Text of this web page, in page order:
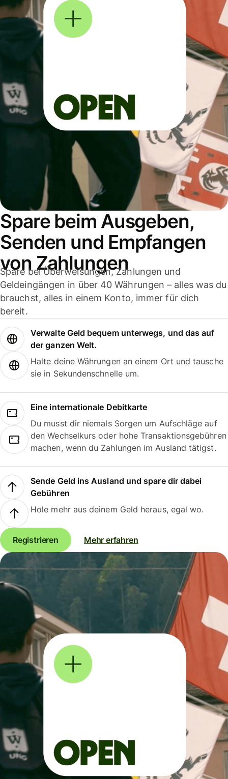
Spare beim Ausgeben,
Senden und Empfangen
von Zahlungen
Spare bei Überweisungen, Zahlungen und
Geldeingängen in über 40 Währungen – alles was du
brauchst, alles in einem Konto, immer für dich
bereit.
Verwalte Geld bequem unterwegs, und das auf
der ganzen Welt.
Halte deine Währungen an einem Ort und tausche
sie in Sekundenschnelle um.
Eine internationale Debitkarte
Du musst dir niemals Sorgen um Aufschläge auf
den Wechselkurs oder hohe Transaktionsgebühren
machen, wenn du Zahlungen im Ausland tätigst.
Sende Geld ins Ausland und spare dir dabei
Gebühren
Hole mehr aus deinem Geld heraus, egal wo.
Registrieren Mehr erfahren